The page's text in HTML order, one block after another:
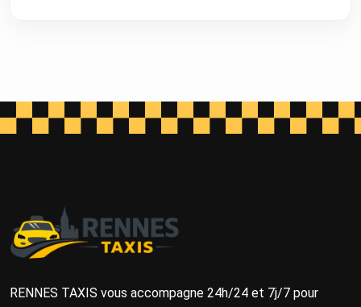
RENNES TAXIS vous accompagne 24h/24 et 7j/7 pour